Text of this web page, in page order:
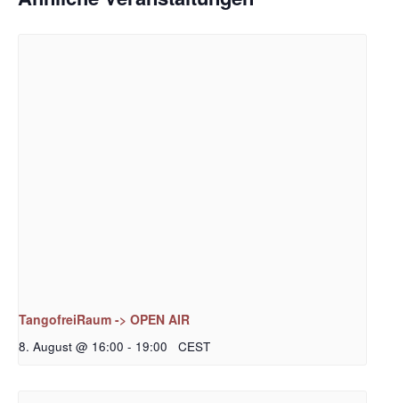
TangofreiRaum -> OPEN AIR
8. August @ 16:00 - 19:00 CEST